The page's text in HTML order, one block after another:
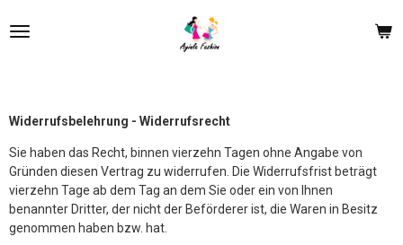
Hauptinhalt
Widerrufsbelehrung - Widerrufsrecht
Sie haben das Recht, binnen vierzehn Tagen ohne Angabe von
Gründen diesen Vertrag zu widerrufen. Die Widerrufsfrist beträgt
vierzehn Tage ab dem Tag an dem Sie oder ein von Ihnen
benannter Dritter, der nicht der Beförderer ist, die Waren in Besitz
genommen haben bzw. hat.